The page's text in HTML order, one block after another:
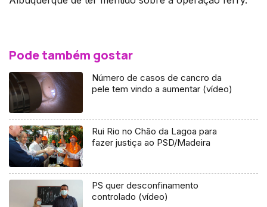
Pode também gostar
Número de casos de cancro da
pele tem vindo a aumentar (vídeo)
Rui Rio no Chão da Lagoa para
fazer justiça ao PSD/Madeira
PS quer desconfinamento
controlado (vídeo)